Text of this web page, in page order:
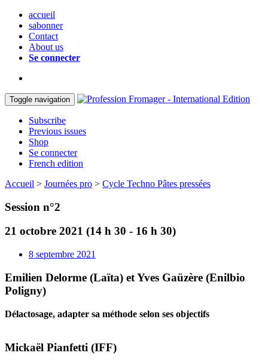
accueil
sabonner
Contact
About us
Se connecter
Toggle navigation
Subscribe
Previous issues
Shop
Se connecter
French edition
Accueil > Journées pro > Cycle Techno Pâtes pressées
Session n°2
21 octobre 2021 (14 h 30 - 16 h 30)
8 septembre 2021
Emilien Delorme (Laïta) et Yves Gaüzère (Enilbio
Poligny)
Délactosage, adapter sa méthode selon ses objectifs
Mickaël Pianfetti (IFF)